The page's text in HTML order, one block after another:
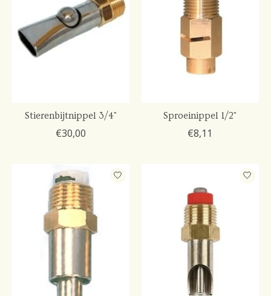
Stierenbijtnippel 3/4"
€30,00
Sproeinippel 1/2"
€8,11